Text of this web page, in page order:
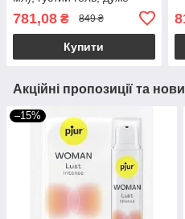
смачний, діє до 30 хвилин
781,08 ₴ 849 ₴
Купити
Акційні пропозиції та
–15%